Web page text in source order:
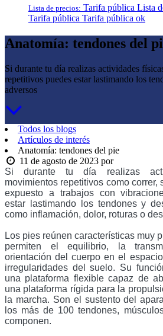
Lista de precios: Tarifa pública Lista
Tarifa pública Tarifa pública ok
Anatomía: tendones del
Si durante tu día realizas actividades
repetitivos puedes estar lastimando los
adversos
Todos los blogs
Artículos de interés
Anatomía: tendones del pie
11 de agosto de 2023 por
Si durante tu día realizas
movimientos repetitivos como correr,
expuesto a trabajos con
estar lastimando los tendones y
como inflamación, dolor, roturas o
Los pies reúnen características muy
permiten el equilibrio, la
orientación del cuerpo en el
irregularidades del suelo. Su
una plataforma flexible capaz de
una plataforma rígida para la
la marcha. Son el sustento del
los más de 100 tendones,
componen.